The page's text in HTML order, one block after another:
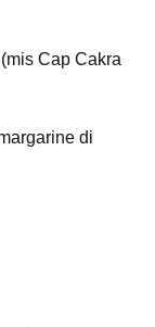
Cap Cakra
di